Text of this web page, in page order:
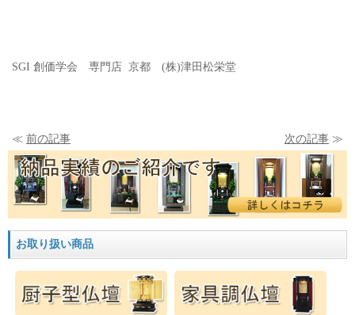
SGI 創価学会 専門店 京都 (株)津田松栄堂
≪ 前の記事 次の記事 ≫
お取り扱い商品